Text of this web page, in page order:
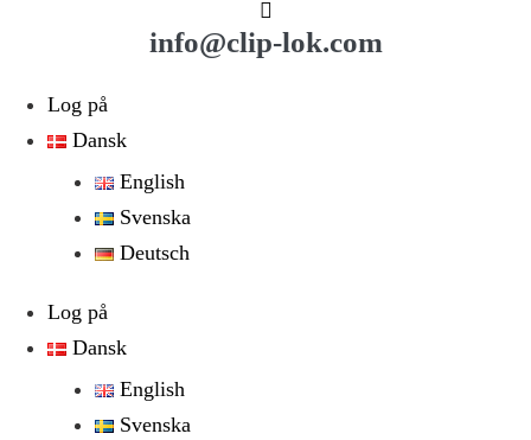
info@clip-lok.com
Log på
Dansk
English
Svenska
Deutsch
Log på
Dansk
English
Svenska